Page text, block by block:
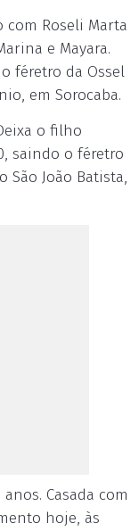
com Roseli Marta
e Mayara.
féretro da Ossel
em Sorocaba.
o filho
saindo o féretro
São João Batista,
anos. Casada com
hoje, às